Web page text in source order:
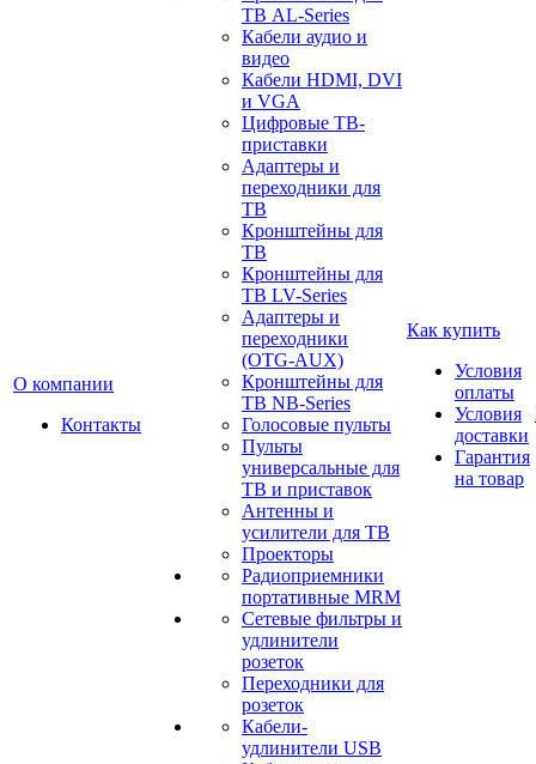
О компании
Контакты
ТВ AL-Series
Кабели аудио и
видео
Кабели HDMI, DVI
и VGA
Цифровые ТВ-
приставки
Адаптеры и
переходники для
ТВ
Кронштейны для
ТВ
Кронштейны для
ТВ LV-Series
Адаптеры и
переходники
(OTG-AUX)
Кронштейны для
ТВ NB-Series
Голосовые пульты
Пульты
универсальные для
ТВ и приставок
Антенны и
усилители для ТВ
Проекторы
Радиоприемники
портативные MRM
Сетевые фильтры и
удлинители
розеток
Переходники для
розеток
Кабели-
удлинители USB
Как купить
Условия
оплаты
Условия
доставки
Гарантия
на товар